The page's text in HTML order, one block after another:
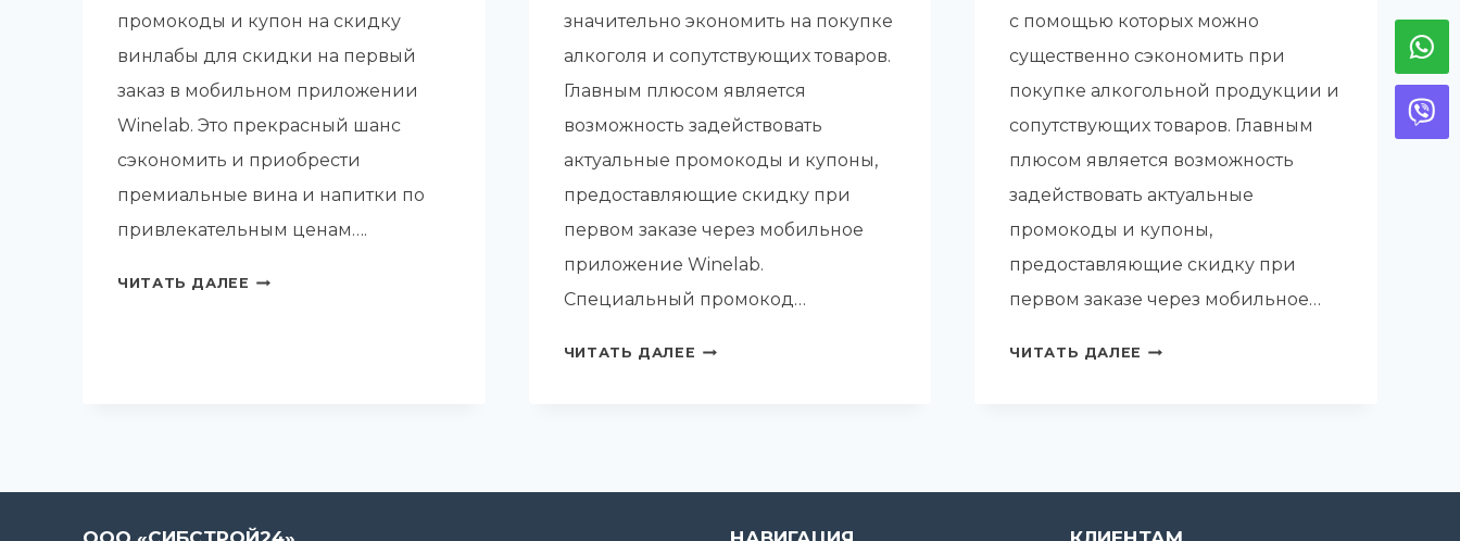
промокоды и купон на скидку
винлабы для скидки на первый
заказ в мобильном приложении
Winelab. Это прекрасный шанс
сэкономить и приобрести
премиальные вина и напитки по
привлекательным ценам….
ЧИТАТЬ ДАЛЕЕ КУПОН
значительно экономить на покупке
алкоголя и сопутствующих товаров.
Главным плюсом является
возможность задействовать
актуальные промокоды и купоны,
предоставляющие скидку при
первом заказе через мобильное
приложение Winelab.
Специальный промокод…
ЧИТАТЬ ДАЛЕЕ ПРОМОКОД
с помощью которых можно
существенно сэкономить при
покупке алкогольной продукции и
сопутствующих товаров. Главным
плюсом является возможность
задействовать актуальные
промокоды и купоны,
предоставляющие скидку при
первом заказе через мобильное…
ЧИТАТЬ ДАЛЕЕ ПРОМОКОД